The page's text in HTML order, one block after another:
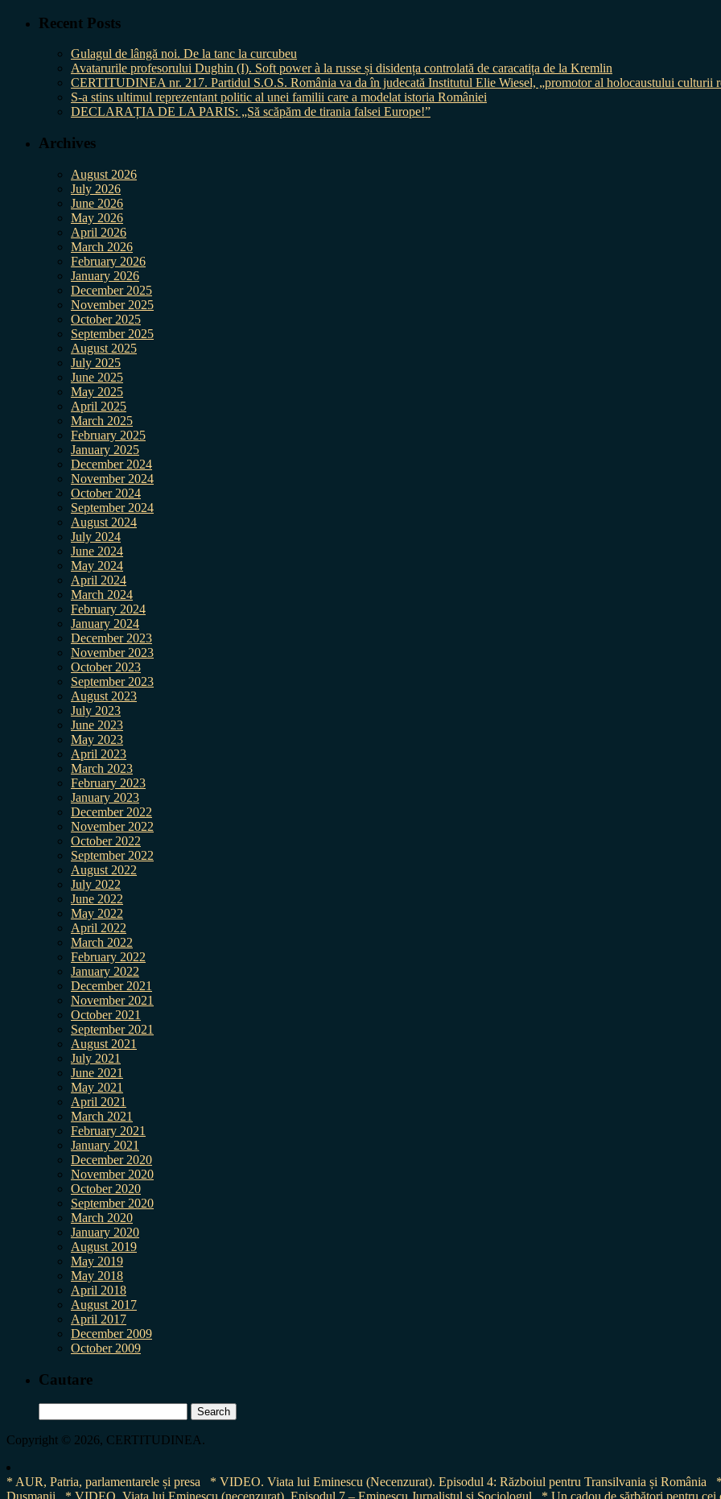
Recent Posts
Gulagul de lângă noi. De la tanc la curcubeu
Avatarurile profesorului Dughin (I). Soft power à la russe și disidența controlată de caracatița de la Kremlin
CERTITUDINEA nr. 217. Partidul S.O.S. România va da în judecată Institutul Elie Wiesel, „promotor al holocaustului culturii
S-a stins ultimul reprezentant politic al unei familii care a modelat istoria României
DECLARAȚIA DE LA PARIS: „Să scăpăm de tirania falsei Europe!”
Archives
August 2026
July 2026
June 2026
May 2026
April 2026
March 2026
February 2026
January 2026
December 2025
November 2025
October 2025
September 2025
August 2025
July 2025
June 2025
May 2025
April 2025
March 2025
February 2025
January 2025
December 2024
November 2024
October 2024
September 2024
August 2024
July 2024
June 2024
May 2024
April 2024
March 2024
February 2024
January 2024
December 2023
November 2023
October 2023
September 2023
August 2023
July 2023
June 2023
May 2023
April 2023
March 2023
February 2023
January 2023
December 2022
November 2022
October 2022
September 2022
August 2022
July 2022
June 2022
May 2022
April 2022
March 2022
February 2022
January 2022
December 2021
November 2021
October 2021
September 2021
August 2021
July 2021
June 2021
May 2021
April 2021
March 2021
February 2021
January 2021
December 2020
November 2020
October 2020
September 2020
March 2020
January 2020
August 2019
May 2019
May 2018
April 2018
August 2017
April 2017
December 2009
October 2009
Cautare
for:
Copyright © 2026, CERTITUDINEA.
* AUR, Patria, parlamentarele și presa * VIDEO. Viata lui Eminescu (Necenzurat). Episodul 4: Războiul pentru Transilvania și România